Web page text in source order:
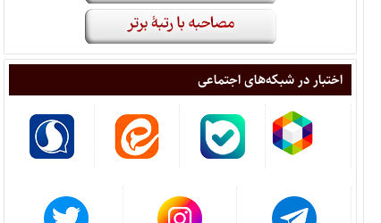
اختبار در شبکه‌های اجتماعی